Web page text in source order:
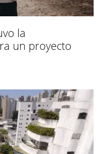
la
un proyecto